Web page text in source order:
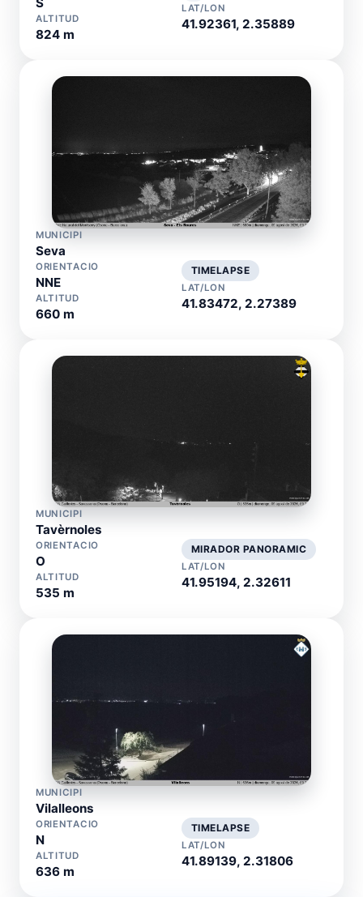
ALTITUD
824 m
LAT/LON
41.92361, 2.35889
MUNICIPI
Seva
ORIENTACIO
NNE
ALTITUD
660 m
TIMELAPSE
LAT/LON
41.83472, 2.27389
MUNICIPI
Tavèrnoles
ORIENTACIO
O
ALTITUD
535 m
MIRADOR PANORAMIC
LAT/LON
41.95194, 2.32611
MUNICIPI
Vilalleons
ORIENTACIO
N
ALTITUD
636 m
TIMELAPSE
LAT/LON
41.89139, 2.31806